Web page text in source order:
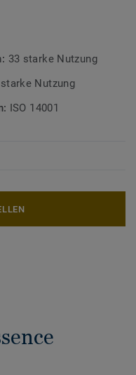
33 starke Nutzung
Nutzung
ISO 14001